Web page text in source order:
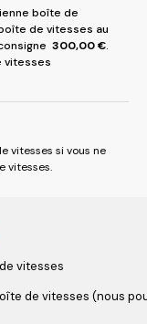
boîte de
de vitesses au
300,00€.
vitesses
vitesses si vous ne
vitesses.
vitesses
de vitesses (nous